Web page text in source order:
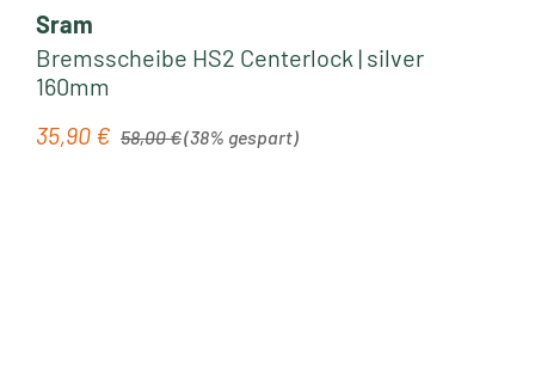
Sram
Bremsscheibe HS2 Centerlock | silver
160mm
Verkaufspreis:
35,90 € 58,00 €(38% gespart)